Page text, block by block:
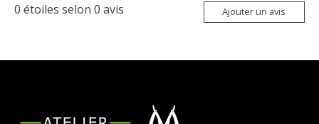
0 étoiles selon 0 avis Ajouter un avis